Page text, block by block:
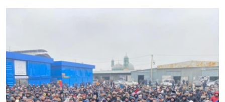
АЗАТТЫК+
ЫҢГАЙСЫЗ СУРООЛОР
Русский